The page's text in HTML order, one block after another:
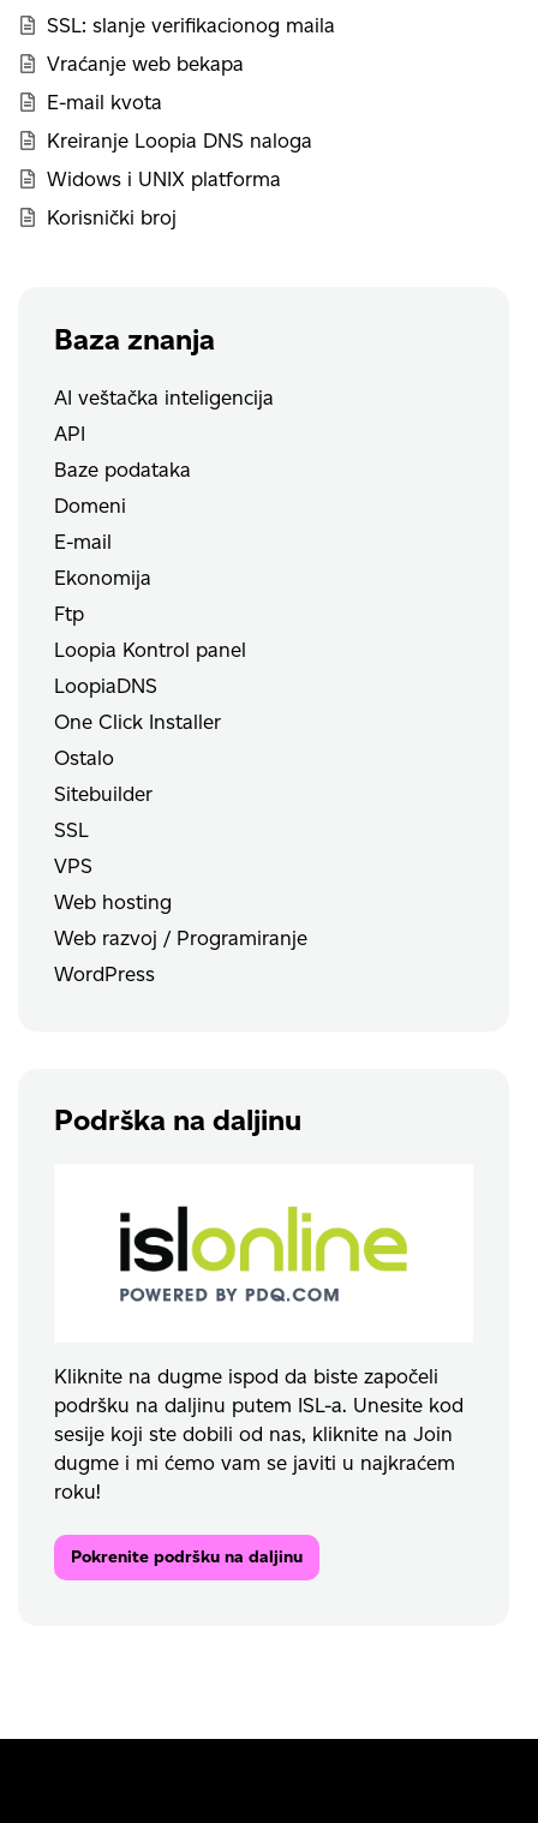
SSL: slanje verifikacionog maila
Vraćanje web bekapa
E-mail kvota
Kreiranje Loopia DNS naloga
Widows i UNIX platforma
Korisnički broj
Baza znanja
AI veštačka inteligencija
API
Baze podataka
Domeni
E-mail
Ekonomija
Ftp
Loopia Kontrol panel
LoopiaDNS
One Click Installer
Ostalo
Sitebuilder
SSL
VPS
Web hosting
Web razvoj / Programiranje
WordPress
Podrška na daljinu
Kliknite na dugme ispod da biste započeli
podršku na daljinu putem ISL-a. Unesite kod
sesije koji ste dobili od nas, kliknite na Join
dugme i mi ćemo vam se javiti u najkraćem
roku!
Pokrenite podršku na daljinu